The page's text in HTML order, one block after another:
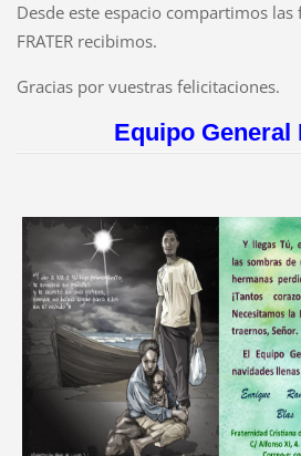
Desde este espacio compartimos
FRATER recibimos.
Gracias por vuestras felicitaciones.
Equipo General